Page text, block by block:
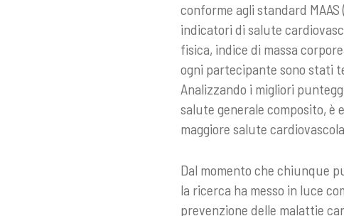
conforme agli standard
indicatori di salute
fisica, indice di massa
ogni partecipante sono stati
Analizzando i migliori
salute generale composito,
maggiore salute
Dal momento che chiunque
la ricerca ha messo in luce
prevenzione delle malattie